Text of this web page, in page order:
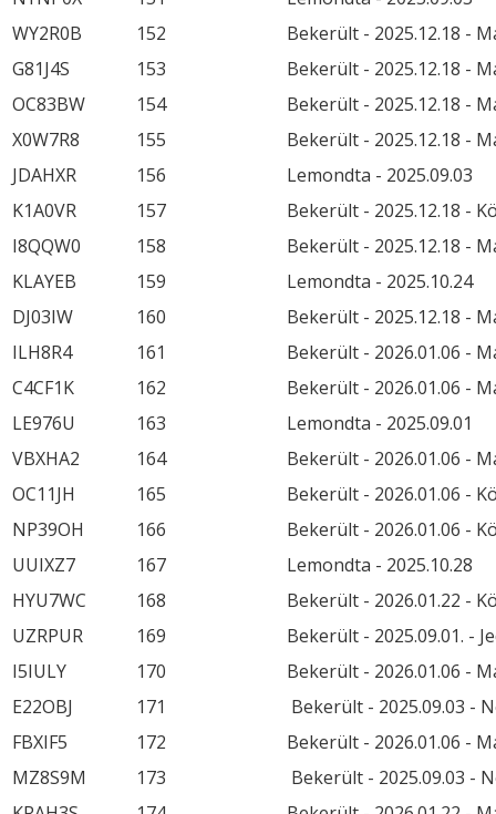
WY2R0B
152
Bekerült - 2025.12.18 -
G81J4S
153
Bekerült - 2025.12.18 -
OC83BW
154
Bekerült - 2025.12.18 -
X0W7R8
155
Bekerült - 2025.12.18 -
JDAHXR
156
Lemondta - 2025.09.03
K1A0VR
157
Bekerült - 2025.12.18 -
I8QQW0
158
Bekerült - 2025.12.18 -
KLAYEB
159
Lemondta - 2025.10.24
DJ03IW
160
Bekerült - 2025.12.18 -
ILH8R4
161
Bekerült - 2026.01.06 -
C4CF1K
162
Bekerült - 2026.01.06 -
LE976U
163
Lemondta - 2025.09.01
VBXHA2
164
Bekerült - 2026.01.06 -
OC11JH
165
Bekerült - 2026.01.06 -
NP39OH
166
Bekerült - 2026.01.06 -
UUIXZ7
167
Lemondta - 2025.10.28
HYU7WC
168
Bekerült - 2026.01.22 -
UZRPUR
169
Bekerült - 2025.09.01. -
I5IULY
170
Bekerült - 2026.01.06 -
E22OBJ
171
Bekerült - 2025.09.03 -
FBXIF5
172
Bekerült - 2026.01.06 -
MZ8S9M
173
Bekerült - 2025.09.03 -